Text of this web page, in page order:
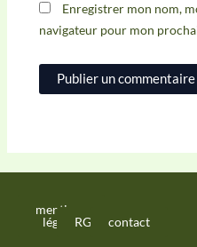
Enregistrer mon nom,
navigateur pour mon
mentions
légalesRGPDcontact